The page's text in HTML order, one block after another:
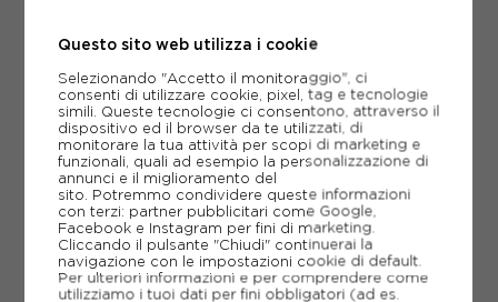
GUIDA ALLE TAGLIE
DOMANDE FREQUENTI
Come ordinare la taglia giusta?
Questo sito web utilizza i cookie
Selezionando "Accetto il monitoraggio", ci
consenti di utilizzare cookie, pixel, tag e tecnologie
simili. Queste tecnologie ci consentono, attraverso il
dispositivo ed il browser da te utilizzati, di
monitorare la tua attività per scopi di marketing e
funzionali, quali ad esempio la personalizzazione di
annunci e il miglioramento del
sito. Potremmo condividere queste informazioni
con terzi: partner pubblicitari come Google,
Facebook e Instagram per fini di marketing.
Cliccando il pulsante "Chiudi" continuerai la
navigazione con le impostazioni cookie di default.
Per ulteriori informazioni e per comprendere come
utilizziamo i tuoi dati per fini obbligatori (ad es.